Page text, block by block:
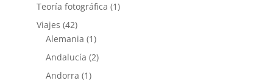
Teoría fotográfica (1)
Viajes (42)
Alemania (1)
Andalucía (2)
Andorra (1)